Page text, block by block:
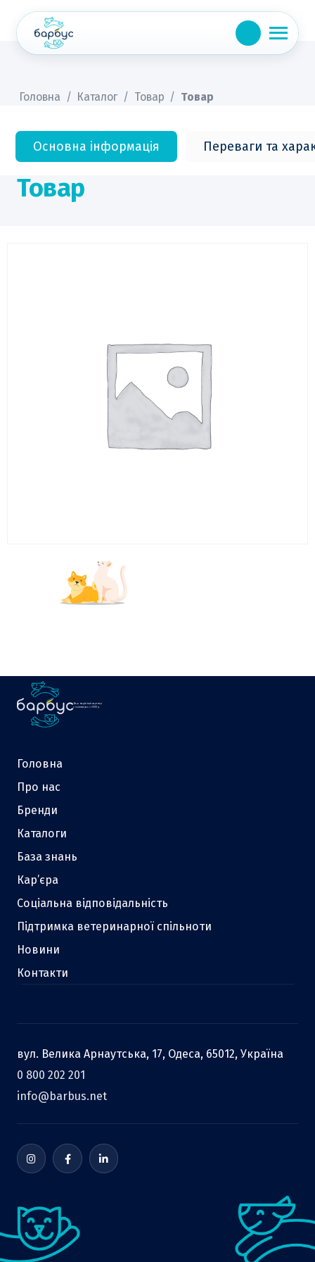
content
Головна / Каталог / Товар / Товар
Основна інформація Переваги та
Товар
Ваш надійний партнер
у зоотоварах з 2000 р.
Головна
Про нас
Бренди
Каталоги
База знань
Кар’єра
Соціальна відповідальність
Підтримка ветеринарної спільноти
Новини
Контакти
вул. Велика Арнаутська, 17, Одеса, 65012, Україна
0 800 202 201
info@barbus.net